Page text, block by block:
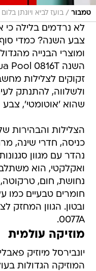
טמבור / בועז לביא ויונתן בלום
לא נרדמים בלילה
צבע השנה? כמדי
ומוצרי הבנייה
זקוקים לצלילות
ולשלווה, להתנתק
שהוא 'אוטומטי',
כניסה, חדרי שינה,
נהדר עם מגוון
ואקלקטי, הוא
נחושת, חום, טרקוטה,
חומרים טבעיים כמו
0077A.
מוזיקה עולמית
המוזיקה הגדולות